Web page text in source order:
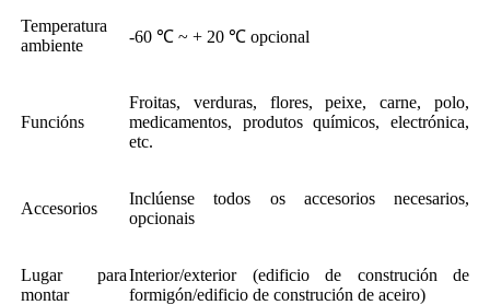
Temperatura
ambiente
-60 ℃ ~ + 20 ℃ opcional
Funcións
Froitas, verduras, flores, peixe, carne, polo,
medicamentos, produtos químicos, electrónica,
etc.
Accesorios
Inclúense todos os accesorios necesarios,
opcionais
Lugar para
montar
Interior/exterior (edificio de construción de
formigón/edificio de construción de aceiro)